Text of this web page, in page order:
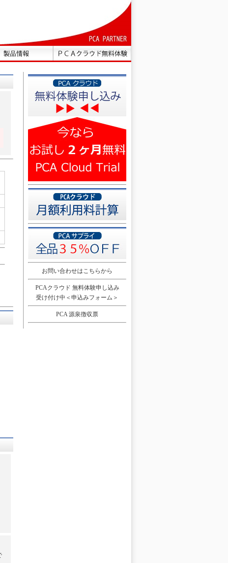
お問い合わせはこちらから
PCAクラウド 無料体験申し込み
受け付け中＜申込みフォーム＞
PCA 源泉徴収票